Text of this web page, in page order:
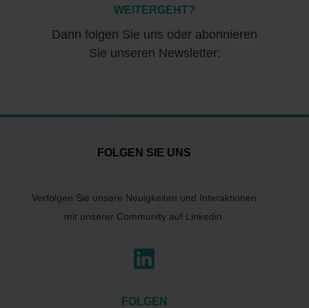
WEITERGEHT?
Dann folgen Sie uns oder abonnieren
Sie unseren Newsletter:
FOLGEN SIE UNS
Verfolgen Sie unsere Neuigkeiten und Interaktionen
mit unserer Community auf Linkedin.

FOLGEN